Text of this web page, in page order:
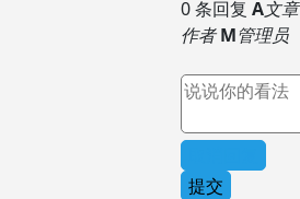
0 条回复 A文章
作者 M管理员
提交